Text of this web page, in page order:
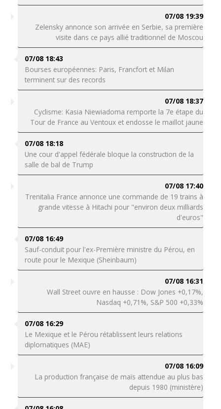
07/08 19:39
Zelensky annonce son arrivée en Serbie, sa première
visite dans ce pays allié traditionnel de Moscou
07/08 18:43
Bourses européennes: Paris, Francfort et Milan
terminent sur des records
07/08 18:37
Cyclisme: Kasia Niewiadoma remporte la 7e étape du
Tour de France au Ventoux et endosse le maillot jaune
07/08 18:18
Une cour d'appel fédérale bloque la construction de la
salle de bal de Trump
07/08 17:40
Trenitalia France annonce une commande de 19 trains à
grande vitesse à Hitachi pour "environ deux milliards
d'euros"
07/08 16:49
Sauf-conduit pour l'ex-Première ministre du Pérou, en
route pour le Mexique (Sheinbaum)
07/08 16:31
Wall Street ouvre en hausse : Dow Jones +0,17%,
Nasdaq +0,71%, S&P 500 +0,33%
07/08 16:29
Le Mexique et le Pérou rétablissent leurs relations
diplomatiques (MAE)
07/08 16:09
La production française de maïs attendue au plus bas
depuis 1980 (ministère)